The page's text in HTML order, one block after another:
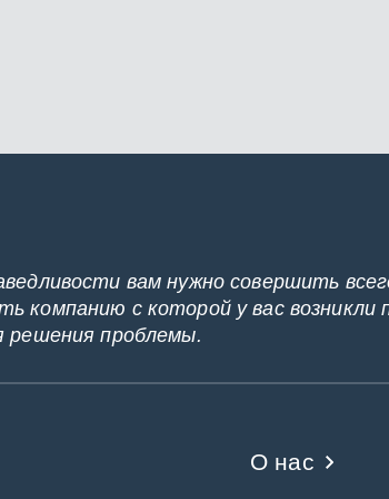
вам нужно совершить
компанию с которой у вас возникли
решения проблемы.
О нас